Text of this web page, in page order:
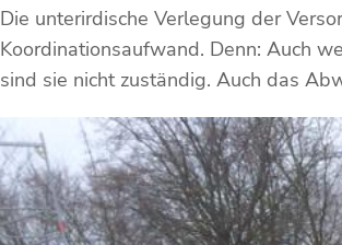
Die unterirdische Verlegung der
Koordinationsaufwand. Denn: Auch
sind sie nicht zuständig. Auch das